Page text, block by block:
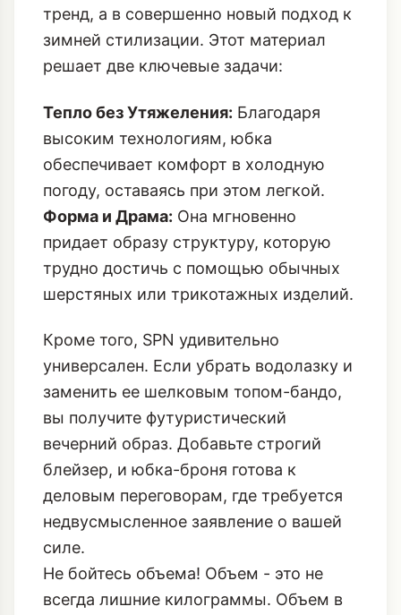
тренд, а в совершенно новый подход к
зимней стилизации. Этот материал
решает две ключевые задачи:
Тепло без Утяжеления: Благодаря
высоким технологиям, юбка
обеспечивает комфорт в холодную
погоду, оставаясь при этом легкой.
Форма и Драма: Она мгновенно
придает образу структуру, которую
трудно достичь с помощью обычных
шерстяных или трикотажных изделий.
Кроме того, SPN удивительно
универсален. Если убрать водолазку и
заменить ее шелковым топом-бандо,
вы получите футуристический
вечерний образ. Добавьте строгий
блейзер, и юбка-броня готова к
деловым переговорам, где требуется
недвусмысленное заявление о вашей
силе.
Не бойтесь объема! Объем - это не
всегда лишние килограммы. Объем в